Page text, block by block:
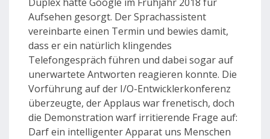
Aufsehen gesorgt. Der Sprachassistent
vereinbarte einen Termin und bewies damit,
dass er ein natürlich klingendes
Telefongespräch führen und dabei sogar auf
unerwartete Antworten reagieren konnte. Die
Vorführung auf der I/O-Entwicklerkonferenz
überzeugte, der Applaus war frenetisch, doch
die Demonstration warf irritierende Frage auf:
Darf ein intelligenter Apparat uns Menschen